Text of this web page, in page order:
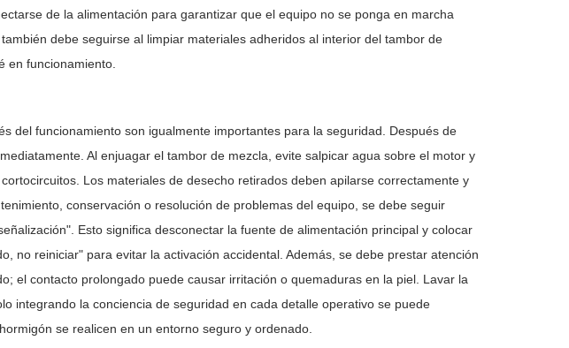
de la alimentación para garantizar que el equipo no se ponga en marcha
debe seguirse al limpiar materiales adheridos al interior del tambor de
en funcionamiento.
del funcionamiento son igualmente importantes para la seguridad. Después de
Al enjuagar el tambor de mezcla, evite salpicar agua sobre el motor y
Los materiales de desecho retirados deben apilarse correctamente y
conservación o resolución de problemas del equipo, se debe seguir
Esto significa desconectar la fuente de alimentación principal y colocar
no reiniciar" para evitar la activación accidental. Además, se debe prestar atención
el contacto prolongado puede causar irritación o quemaduras en la piel. Lavar la
integrando la conciencia de seguridad en cada detalle operativo se puede
se realicen en un entorno seguro y ordenado.